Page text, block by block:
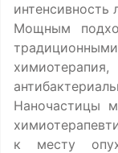
интенсивность
Мощным
Наночастицы
к месту